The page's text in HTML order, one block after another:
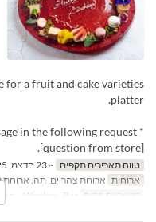
for a fruit and cake varieties
platter.
in the following request
[question from store].
טווח תאריכים תקפים ~ 23 בדצמ, 2025, 25 בדצמ, 2025 ~
ארוחות ארוחת צהריים, תה, ארוחת
קטגוריית מקום